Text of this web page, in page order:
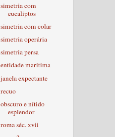
simetria com
eucaliptos
simetria com colar
simetria operária
simetria persa
entidade marítima
janela expectante
recuo
obscuro e nítido
esplendor
roma séc. xvii